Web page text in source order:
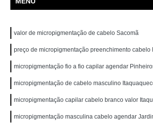
valor de micropigmentação de cabelo Sacomã
preço de micropigmentação preenchimento cabelo
micropigmentação fio a fio capilar agendar
micropigmentação de cabelo masculino
micropigmentação capilar cabelo branco valor
micropigmentação masculina cabelo agendar